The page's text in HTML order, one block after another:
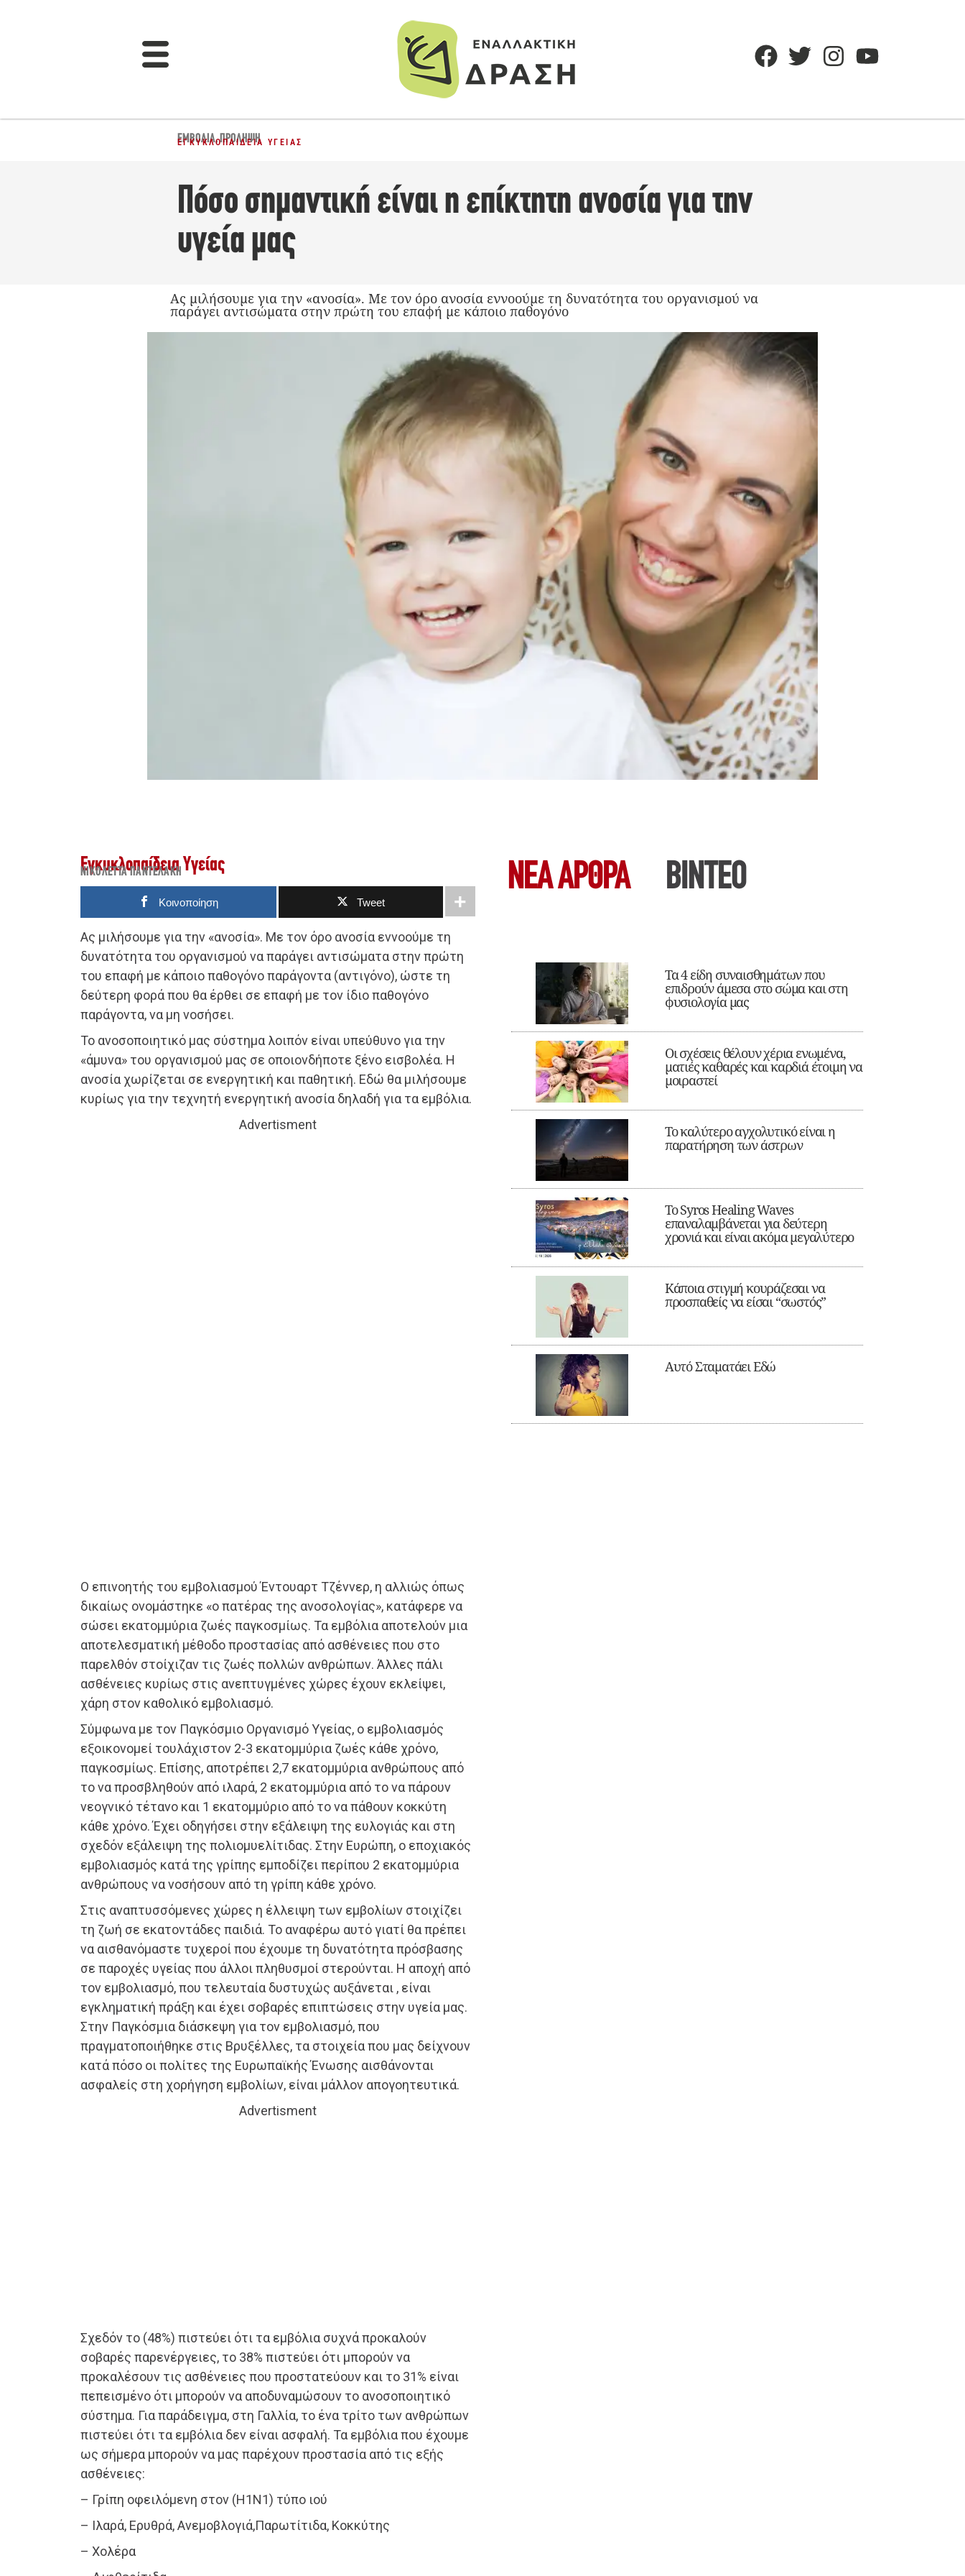
ΕΜΒΌΛΙΑ,ΠΡΌΛΗΨΗ
ΕΓΚΥΚΛΟΠΑΊΔΕΙΑ ΥΓΕΊΑΣ
Πόσο σημαντική είναι η επίκτητη ανοσία για την
υγεία μας
Ας μιλήσουμε για την «ανοσία». Με τον όρο ανοσία εννοούμε τη δυνατότητα του οργανισμού να
παράγει αντισώματα στην πρώτη του επαφή με κάποιο παθογόνο
Εγκυκλοπαίδεια Υγείας
ΝΙΚΟΛΈΤΤΑ ΠΑΝΤΕΛΆΚΗ
Κοινοποίηση Tweet
Ας μιλήσουμε για την «ανοσία». Με τον όρο ανοσία εννοούμε τη
δυνατότητα του οργανισμού να παράγει αντισώματα στην πρώτη
του επαφή με κάποιο παθογόνο παράγοντα (αντιγόνο), ώστε τη
δεύτερη φορά που θα έρθει σε επαφή με τον ίδιο παθογόνο
παράγοντα, να μη νοσήσει.
Το ανοσοποιητικό μας σύστημα λοιπόν είναι υπεύθυνο για την
«άμυνα» του οργανισμού μας σε οποιονδήποτε ξένο εισβολέα. Η
ανοσία χωρίζεται σε ενεργητική και παθητική. Εδώ θα μιλήσουμε
κυρίως για την τεχνητή ενεργητική ανοσία δηλαδή για τα εμβόλια.
Advertisment
Ο επινοητής του εμβολιασμού Έντουαρτ Τζέννερ, η αλλιώς όπως
δικαίως ονομάστηκε «ο πατέρας της ανοσολογίας», κατάφερε να
σώσει εκατομμύρια ζωές παγκοσμίως. Τα εμβόλια αποτελούν μια
αποτελεσματική μέθοδο προστασίας από ασθένειες που στο
παρελθόν στοίχιζαν τις ζωές πολλών ανθρώπων. Άλλες πάλι
ασθένειες κυρίως στις ανεπτυγμένες χώρες έχουν εκλείψει,
χάρη στον καθολικό εμβολιασμό.
Σύμφωνα με τον Παγκόσμιο Οργανισμό Υγείας, ο εμβολιασμός
εξοικονομεί τουλάχιστον 2-3 εκατομμύρια ζωές κάθε χρόνο,
παγκοσμίως. Επίσης, αποτρέπει 2,7 εκατομμύρια ανθρώπους από
το να προσβληθούν από ιλαρά, 2 εκατομμύρια από το να πάρουν
νεογνικό τέτανο και 1 εκατομμύριο από το να πάθουν κοκκύτη
κάθε χρόνο. Έχει οδηγήσει στην εξάλειψη της ευλογιάς και στη
σχεδόν εξάλειψη της πολιομυελίτιδας. Στην Ευρώπη, ο εποχιακός
εμβολιασμός κατά της γρίπης εμποδίζει περίπου 2 εκατομμύρια
ανθρώπους να νοσήσουν από τη γρίπη κάθε χρόνο.
Στις αναπτυσσόμενες χώρες η έλλειψη των εμβολίων στοιχίζει
τη ζωή σε εκατοντάδες παιδιά. Το αναφέρω αυτό γιατί θα πρέπει
να αισθανόμαστε τυχεροί που έχουμε τη δυνατότητα πρόσβασης
σε παροχές υγείας που άλλοι πληθυσμοί στερούνται. Η αποχή από
τον εμβολιασμό, που τελευταία δυστυχώς αυξάνεται , είναι
εγκληματική πράξη και έχει σοβαρές επιπτώσεις στην υγεία μας.
Στην Παγκόσμια διάσκεψη για τον εμβολιασμό, που
πραγματοποιήθηκε στις Βρυξέλλες, τα στοιχεία που μας δείχνουν
κατά πόσο οι πολίτες της Ευρωπαϊκής Ένωσης αισθάνονται
ασφαλείς στη χορήγηση εμβολίων, είναι μάλλον απογοητευτικά.
Advertisment
Σχεδόν το (48%) πιστεύει ότι τα εμβόλια συχνά προκαλούν
σοβαρές παρενέργειες, το 38% πιστεύει ότι μπορούν να
προκαλέσουν τις ασθένειες που προστατεύουν και το 31% είναι
πεπεισμένο ότι μπορούν να αποδυναμώσουν το ανοσοποιητικό
σύστημα. Για παράδειγμα, στη Γαλλία, το ένα τρίτο των ανθρώπων
πιστεύει ότι τα εμβόλια δεν είναι ασφαλή. Τα εμβόλια που έχουμε
ως σήμερα μπορούν να μας παρέχουν προστασία από τις εξής
ασθένειες:
– Γρίπη οφειλόμενη στον (Η1Ν1) τύπο ιού
– Ιλαρά, Ερυθρά, Ανεμοβλογιά,Παρωτίτιδα, Κοκκύτης
– Χολέρα
ΝΕΑ ΆΡΘΡΑ ΒΙΝΤΕΟ
Τα 4 είδη συναισθημάτων που
επιδρούν άμεσα στο σώμα και στη
φυσιολογία μας
Οι σχέσεις θέλουν χέρια ενωμένα,
ματιές καθαρές και καρδιά έτοιμη να
μοιραστεί
Το καλύτερο αγχολυτικό είναι η
παρατήρηση των άστρων
Το Syros Healing Waves
επαναλαμβάνεται για δεύτερη
χρονιά και είναι ακόμα μεγαλύτερο
Κάποια στιγμή κουράζεσαι να
προσπαθείς να είσαι “σωστός”
Αυτό Σταματάει Εδώ